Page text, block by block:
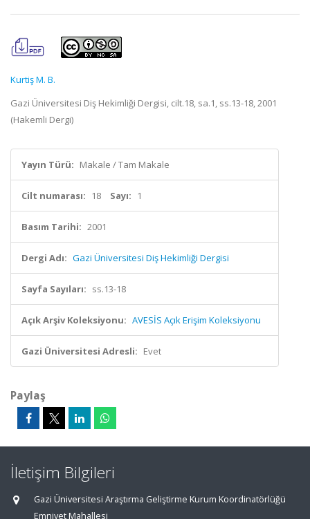
Kurtiş M. B.
Gazi Üniversitesi Diş Hekimliği Dergisi, cilt.18, sa.1, ss.13-18, 2001
(Hakemli Dergi)
Yayın Türü: Makale / Tam Makale
Cilt numarası: 18 Sayı: 1
Basım Tarihi: 2001
Dergi Adı: Gazi Üniversitesi Diş Hekimliği Dergisi
Sayfa Sayıları: ss.13-18
Açık Arşiv Koleksiyonu: AVESİS Açık Erişim Koleksiyonu
Gazi Üniversitesi Adresli: Evet
Paylaş
İletişim Bilgileri
Gazi Üniversitesi Araştırma Geliştirme Kurum Koordinatörlüğü
Emniyet Mahallesi